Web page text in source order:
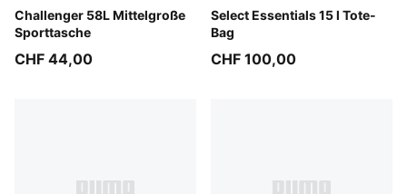
Challenger 58L Mittelgroße
Sporttasche
Puma Black
CHF 44,00
Select Essentials 15 l Tote-
Bag
Puma Black
CHF 100,00